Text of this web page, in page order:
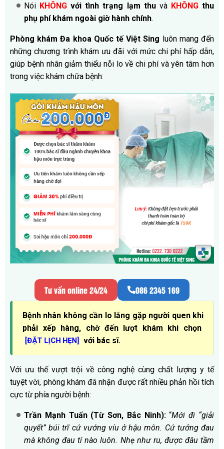
Nói KHÔNG với tình trạng lạm thuvà KHÔNGthu
phụ phí khám ngoài giờ hành chính.
Phòng khám Đa khoa Quốc tế Việt Sing luôn mang đến
những chương trình khám ưu đãi với mức chi phí hấp dẫn,
giúp bệnh nhân giảm thiểu nỗi lo về chi phí và yên tâm hơn
trong việc khám chữa bệnh:
Tư vấn online 24/24 086 2345 169
Bệnh nhân không cần lo lắng gặp người quen khi
phải xếp hàng, chờ đến lượt khám khi chọn
[ĐẶT LỊCH HẸN] với bác sĩ.
Với ưu thế vượt trội về công nghệ cùng chất lượng y tế
tuyệt vời, phòng khám đã nhận được rất nhiều phản hồi tích
cực từ phía người bệnh:
Trần Mạnh Tuấn (Từ Sơn, Bắc Ninh):“Mới đi “giải
quyết” búi trĩ cứ vướng víu ở hậu môn. Cứ tưởng đau
mà không đau tí nào luôn. Nhẹ như ru, được đâu tầm